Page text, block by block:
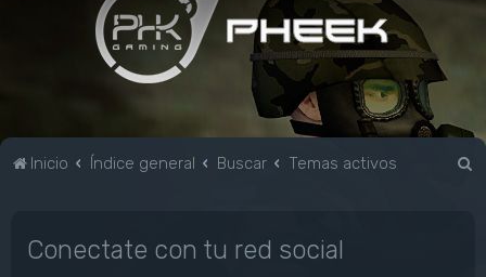
Inicio Índice general Buscar Temas activos
Conectate con tu red social